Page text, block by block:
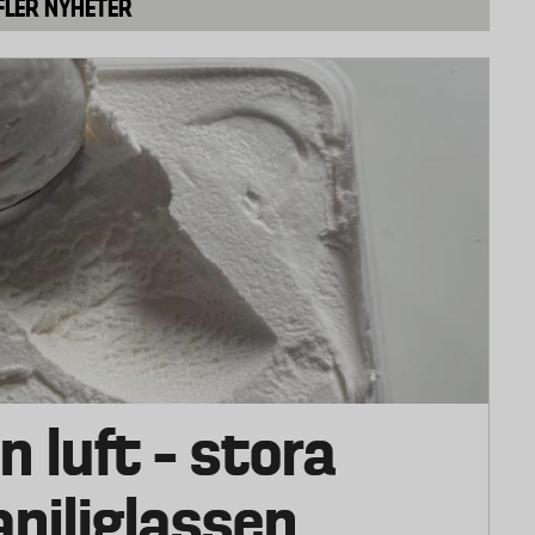
även för att EPA/DHA kan öka läs- och
från bland annat linfrö, raps och valnöt. Då i form
alls samma effekt förrän den omvandlas till
NYHETER
luft – stora